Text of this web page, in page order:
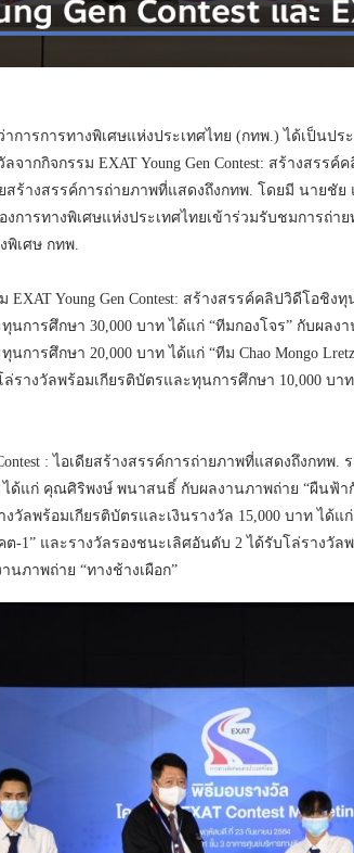
การการทางพิเศษแห่งประเทศไทย (กทพ.) ได้เป็นปร
ลจากกิจกรรม EXAT Young Gen Contest: สร้างสร
ดียสร้างสรรค์การถ่ายภาพที่แสดงถึงกทพ. โดยมี นายชั
การทางพิเศษแห่งประเทศไทยเข้าร่วมรับชมการถ่า
พิเศษ กทพ.
Young Gen Contest: สร้างสรรค์คลิปวิดีโอชิ
นการศึกษา 30,000 บาท ได้แก่ “ทีมกองโจร” กับผลง
การศึกษา 20,000 บาท ได้แก่ “ทีม Chao Mongo
รางวัลพร้อมเกียรติบัตรและทุนการศึกษา 10,000 บ
: ไอเดียสร้างสรรค์การถ่ายภาพที่แสดงถึงกทพ
ได้แก่ คุณศิริพงษ์ พนาสนธิ์ กับผลงานภาพถ่าย “ผืนฟ้า
วัลพร้อมเกียรติบัตรและเงินรางวัล 15,000 บาท ได้
1” และรางวัลรองชนะเลิศอันดับ 2 ได้รับโล่รางวัลพ
ภาพถ่าย “ทางช้างเผือก”